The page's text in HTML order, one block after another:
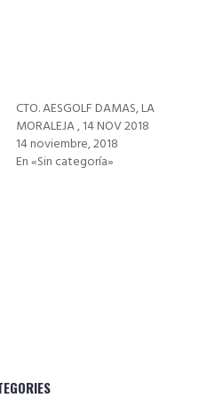
CTO. AESGOLF DAMAS, LA
MORALEJA , 14 NOV 2018
14 noviembre, 2018
En «Sin categoría»